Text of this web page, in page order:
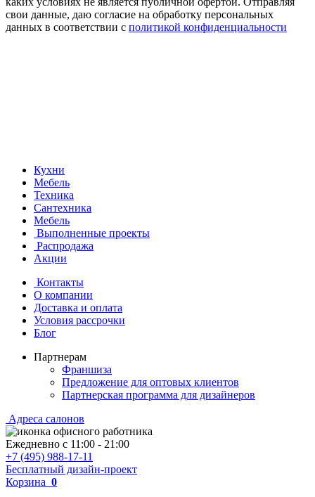
свои данные, даю согласие на обработку персональных
данных в соответствии с политикой конфиденциальности
Кухни
Мебель
Техника
Сантехника
Мебель
Выполненные проекты
Распродажа
Акции
Контакты
О компании
Доставка и оплата
Условия рассрочки
Блог
Партнерам
Франшиза
Предложение для оптовых клиентов
Партнерская программа для дизайнеров
Адреса салонов
Ежедневно с 11:00 - 21:00
+7 (495) 988-17-11
Бесплатный дизайн-проект
Корзина 0